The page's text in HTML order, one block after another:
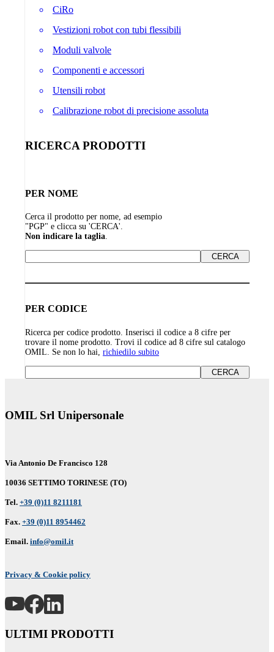
CiRo
Vestizioni robot con tubi flessibili
Moduli valvole
Componenti e accessori
Utensili robot
Calibrazione robot di precisione assoluta
RICERCA PRODOTTI
PER NOME
Cerca il prodotto per nome, ad esempio
"PGP" e clicca su 'CERCA'.
Non indicare la taglia.
PER CODICE
Ricerca per codice prodotto. Inserisci il codice a 8 cifre per
trovare il nome prodotto. Trovi il codice ad 8 cifre sul catalogo
OMIL. Se non lo hai, richiedilo subito
OMIL Srl Unipersonale
Via Antonio De Francisco 128
10036 SETTIMO TORINESE (TO)
Tel. +39 (0)11 8211181
Fax. +39 (0)11 8954462
Email. info@omil.it
Privacy & Cookie policy
ULTIMI PRODOTTI